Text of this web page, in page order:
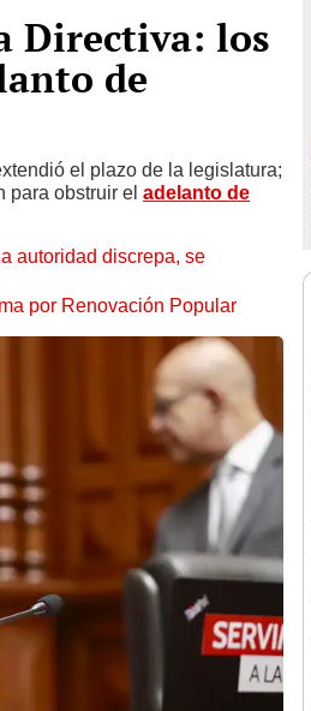
Directiva: los
de
el plazo de la legislatura;
para obstruir el adelanto de
autoridad discrepa, se
por Renovación Popular